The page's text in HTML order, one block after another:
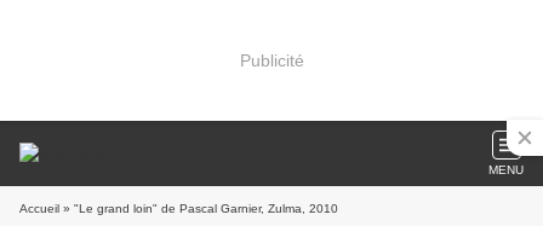
Publicité
MENU
Accueil » "Le grand loin" de Pascal Garnier, Zulma, 2010